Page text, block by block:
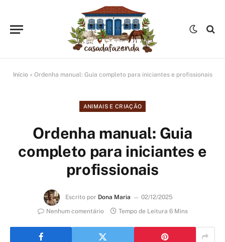
Início » Ordenha manual: Guia completo para iniciantes e profissionais
ANIMAIS E CRIAÇÃO
Ordenha manual: Guia
completo para iniciantes e
profissionais
Escrito por Dona Maria
02/12/2025
Nenhum comentário
Tempo de Leitura 6 Mins